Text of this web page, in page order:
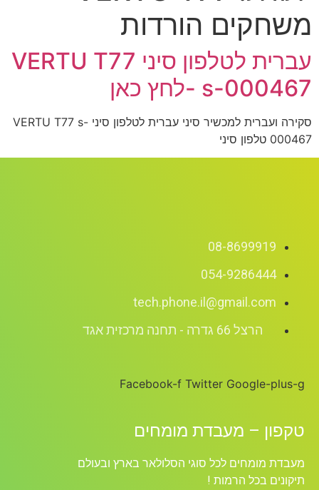
משחקים הורדות
עברית לטלפון סיני VERTU T77
s-000467 -לחץ כאן
סקירה ועברית למכשיר סיני עברית לטלפון סיני VERTU T77 s-
000467 טלפון סיני
08-8699919
054-9286444
tech.phone.il@gmail.com
הרצל 66 גדרה - תחנה מרכזית אגד
Facebook-f Twitter Google-plus-g
טקפון – מעבדת מומחים
מעבדת מומחים לכל סוגי הסלולאר בארץ ובעולם
תיקונים בכל הרמות !